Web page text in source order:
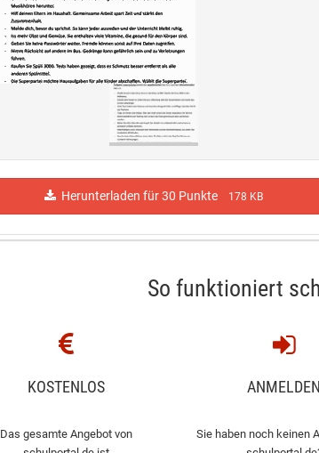
Herunterladen für 30 Punkte 178 KB
So funktioniert
KOSTENLOS
Das gesamte Angebot von
ANMELDEN
Sie haben noch keinen